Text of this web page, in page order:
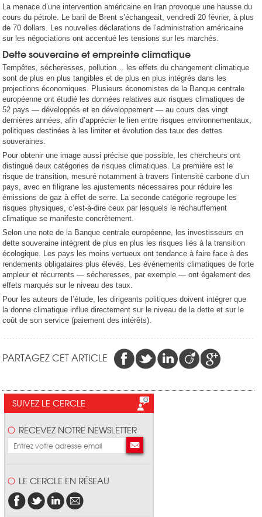
La menace d’une intervention américaine en Iran provoque une hausse du
cours du pétrole. Le baril de Brent s’échangeait, vendredi 20 février, à plus
de 70 dollars. Les nouvelles déclarations de l’administration américaine
sur les négociations ont accentué les tensions sur les marchés.
Dette souveraine et empreinte climatique
Tempêtes, sécheresses, pollution… les effets du changement climatique
sont de plus en plus tangibles et de plus en plus intégrés dans les
projections économiques. Plusieurs économistes de la Banque centrale
européenne ont étudié les données relatives aux risques climatiques de
52 pays — développés et en développement — au cours des vingt
dernières années, afin d’apprécier le lien entre risques environnementaux,
politiques destinées à les limiter et évolution des taux des dettes
souveraines.
Pour obtenir une image aussi précise que possible, les chercheurs ont
distingué deux catégories de risques climatiques. La première est le
risque de transition, mesuré notamment à travers l’intensité carbone d’un
pays, avec en filigrane les ajustements nécessaires pour réduire les
émissions de gaz à effet de serre. La seconde catégorie regroupe les
risques physiques, c’est-à-dire ceux par lesquels le réchauffement
climatique se manifeste concrètement.
Selon une note de la Banque centrale européenne, les investisseurs en
dette souveraine intègrent de plus en plus les risques liés à la transition
écologique. Les pays les moins vertueux ont tendance à faire face à des
rendements obligataires plus élevés. Les événements climatiques de forte
ampleur et récurrents — sécheresses, par exemple — ont également des
effets marqués sur le niveau des taux.
Pour les auteurs de l’étude, les dirigeants politiques doivent intégrer que
la donne climatique influe directement sur le niveau de la dette et sur le
coût de son service (paiement des intérêts).
PARTAGEZ CET ARTICLE
SUIVEZ LE CERCLE
RECEVEZ NOTRE NEWSLETTER
LE CERCLE EN RÉSEAU